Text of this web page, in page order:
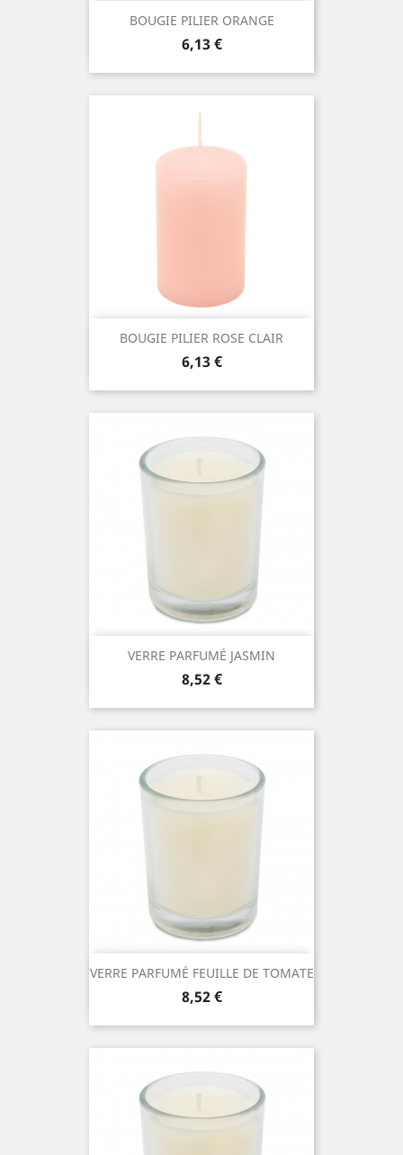
BOUGIE PILIER ORANGE
Prix
6,13 €
BOUGIE PILIER ROSE CLAIR
Prix
6,13 €
VERRE PARFUMÉ JASMIN
Prix
8,52 €
VERRE PARFUMÉ FEUILLE DE TOMATE
Prix
8,52 €